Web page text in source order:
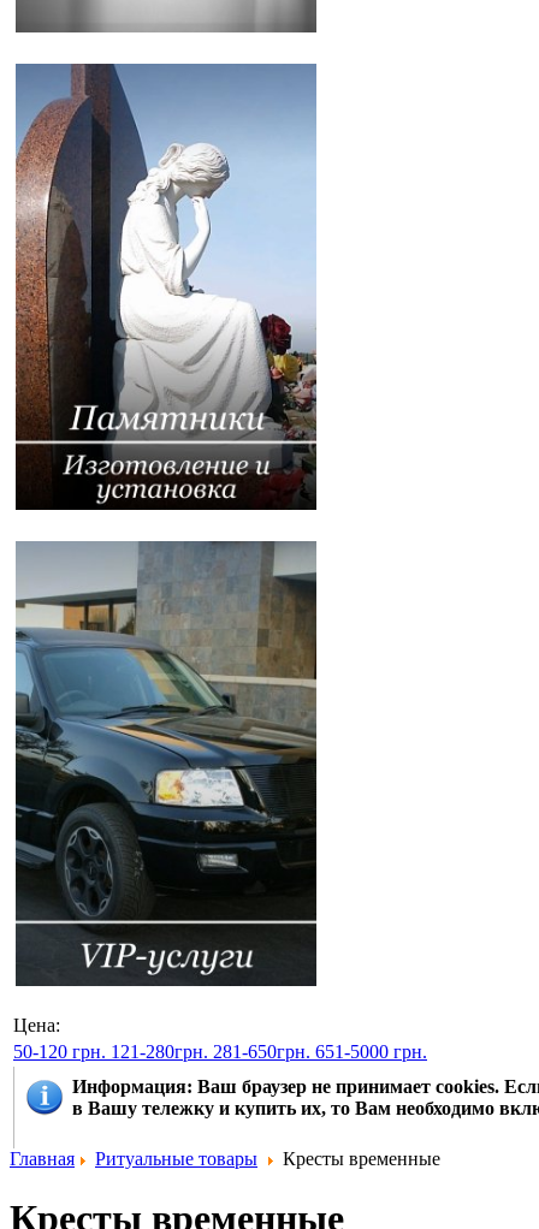
Цена:
50-120 грн. 121-280грн. 281-650грн. 651-5000 грн.
Информация: Ваш браузер не принимает cookies.
в Вашу тележку и купить их, то Вам необходимо
Главная Ритуальные товары Кресты временные
Кресты временные